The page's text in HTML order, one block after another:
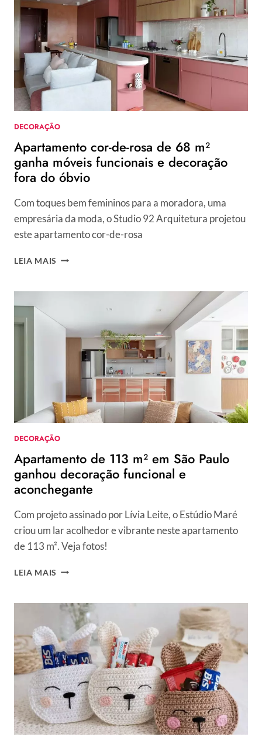
M²
GARANTE
INTELIGENTES
PARA
APROVEITAR
DECORAÇÃO
Apartamento cor-de-rosa de 68 m²
ganha móveis funcionais e decoração
fora do óbvio
Com toques bem femininos para a moradora, uma
empresária da moda, o Studio 92 Arquitetura projetou
este apartamento cor-de-rosa
LEIA MAIS APARTAMENTO
ROSA
M²
MÓVEIS
FUNCIONAIS
E
DECORAÇÃO
FORA
DO
DECORAÇÃO
Apartamento de 113 m² em São Paulo
ganhou decoração funcional e
aconchegante
Com projeto assinado por Lívia Leite, o Estúdio Maré
criou um lar acolhedor e vibrante neste apartamento
de 113 m². Veja fotos!
LEIA MAIS APARTAMENTO
M²
PAULO
GANHOU
DECORAÇÃO
FUNCIONAL
E
ACONCHEGANTE